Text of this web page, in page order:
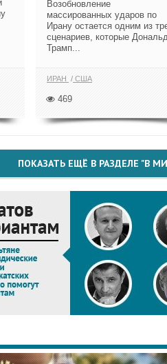
Возобновление
массированных ударов по
Ирану остается одним из
сценариев, которые
Трамп...
ИРАН США
469
ПОКАЗАТЬ ЕЩЁ В РАЗДЕЛЕ "В